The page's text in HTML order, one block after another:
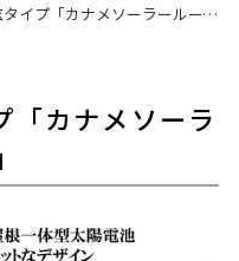
【新製品】防眩タイプ「カナメソーラールーフ プレミアム」
「カナメソーラ